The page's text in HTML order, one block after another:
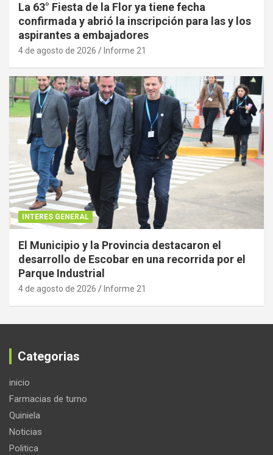
La 63° Fiesta de la Flor ya tiene fecha
confirmada y abrió la inscripción para las y los
aspirantes a embajadores
4 de agosto de 2026 Informe 21
INTERES GENERAL
El Municipio y la Provincia destacaron el
desarrollo de Escobar en una recorrida por el
Parque Industrial
4 de agosto de 2026 Informe 21
Categorias
inicio
Farmacias de turno
Quiniela
Noticias
Politica